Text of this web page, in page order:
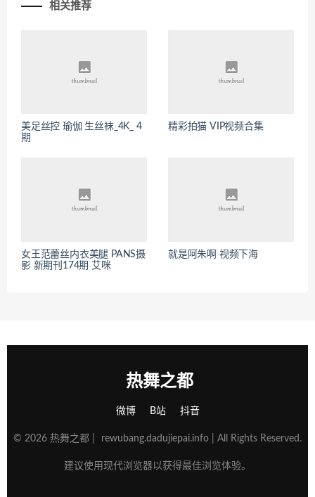
相关推荐
美足丝控 瑜伽 生丝袜_4K_ 4
期
精彩拍猫 VIP视频合集
女王范蕾丝内衣美腿 PANS摄
影 新期刊174期 艾咪
就是阿朱啊 视频下海
热舞之都
微博 B站 抖音
© 2026 热舞之都 | rewubang.dadujiepai.info | All Rights Reserved.
建议使用现代浏览器以获得最佳浏览体验。